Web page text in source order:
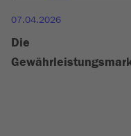
07.04.2026
Die